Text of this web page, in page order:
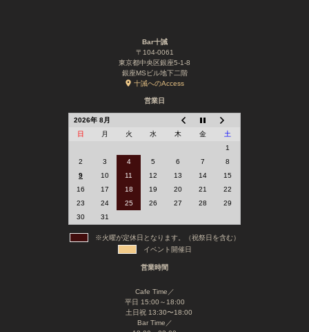
Bar十誡
〒104-0061
東京都中央区銀座5-1-8
銀座MSビル地下二階
十誡へのAccess
営業日
2026年 8月
日
月 火 水 木 金
土
1
2
3 4 5 6 7
8
9
10 11 12 13 14
15
16
17 18 19 20 21
22
23
24 25 26 27 28
29
30
31
※火曜が定休日となります。（祝祭日を含む）
イベント開催日
営業時間
Cafe Time／
平日 15:00～18:00
土日祝 13:30〜18:00
Bar Time／